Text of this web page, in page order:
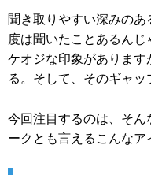
聞き取りやすい深みの
度は聞いたことあるん
ケオジな印象がありま
る。そして、そのギャッ
今回注目するのは、そ
ークとも言えるこんなア